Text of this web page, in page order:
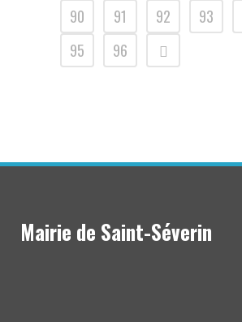
90
91 92 93
95
96
Mairie de Saint-Séverin